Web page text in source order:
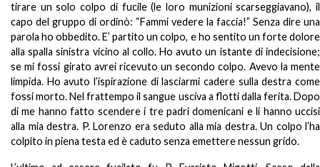
tirare un solo colpo di fucile (le loro munizioni scarseggiavano), il
capo del gruppo di ordinò: “Fammi vedere la faccia!” Senza dire una
parola ho obbedito. E’ partito un colpo, e ho sentito un forte dolore
alla spalla sinistra vicino al collo. Ho avuto un istante di indecisione;
se mi fossi girato avrei ricevuto un secondo colpo. Avevo la mente
limpida. Ho avuto l’ispirazione di lasciarmi cadere sulla destra come
fossi morto. Nel frattempo il sangue usciva a flotti dalla ferita. Dopo
di me hanno fatto scendere i tre padri domenicani e li hanno uccisi
alla mia destra. P. Lorenzo era seduto alla mia destra. Un colpo l’ha
colpito in piena testa ed è caduto senza emettere nessun grido.